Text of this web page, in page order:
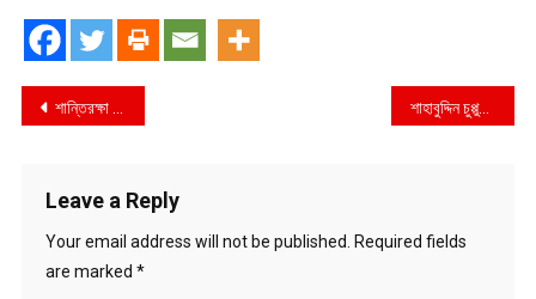
Post
শান্তিরক্ষা মিশনে গাম্বিয়ার সঙ্গে সেনা মোতায়েনে সম্মত বাংলাদেশ শাহাবুদ্দিন চুপ্পুকে প্রধানমন্ত্রী’র অভিনন্দন
Leave a Reply
Your email address will not be published. Required fields
are marked *